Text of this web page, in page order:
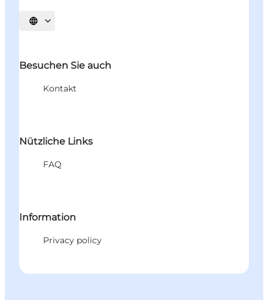
Sprache auswählen
Besuchen Sie auch
Kontakt
Nützliche Links
FAQ
Information
Privacy policy